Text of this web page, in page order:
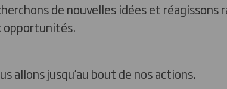
de nouvelles idées et réagissons
opportunités.
allons jusqu’au bout de nos actions.